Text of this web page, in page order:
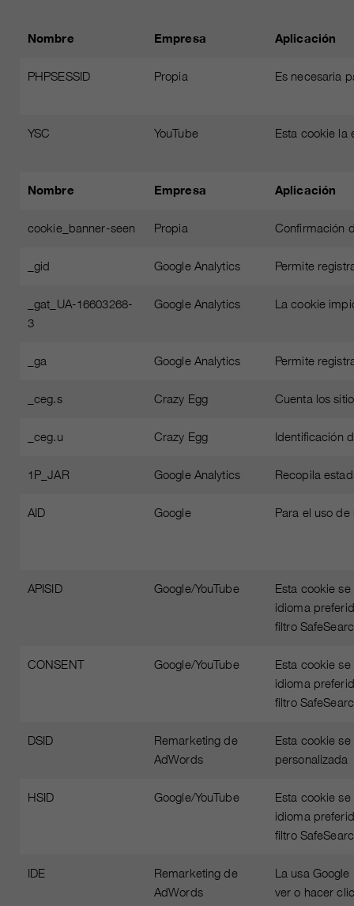
Nombre Empresa Aplicación
PHPSESSID Propia Es necesaria
YSC YouTube Esta cookie la
Nombre Empresa Aplicación
cookie_banner-seen Propia Confirmación
_gid Google Analytics Permite
_gat_UA-16603268-
3
Google Analytics La cookie
_ga Google Analytics Permite
_ceg.s Crazy Egg Cuenta los
_ceg.u Crazy Egg Identificación
1P_JAR Google Analytics Recopila
AID Google Para el uso
APISID Google/YouTube
Esta cookie
idioma
filtro
CONSENT Google/YouTube
Esta cookie
idioma
filtro
DSID
Remarketing de
AdWords
Esta cookie
personalizada
HSID Google/YouTube
Esta cookie
idioma
filtro
IDE
Remarketing de
AdWords
La usa
ver o hacer